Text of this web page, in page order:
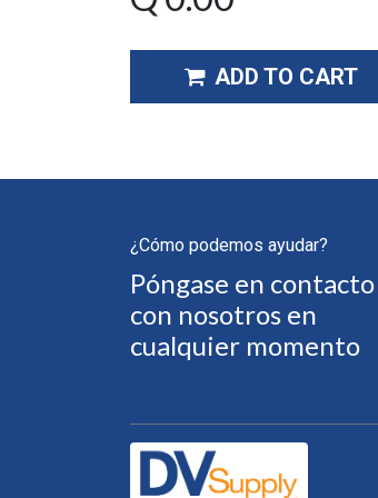
ADD TO CART
¿Cómo podemos ayudar?
Póngase en contacto
con nosotros en
cualquier momento